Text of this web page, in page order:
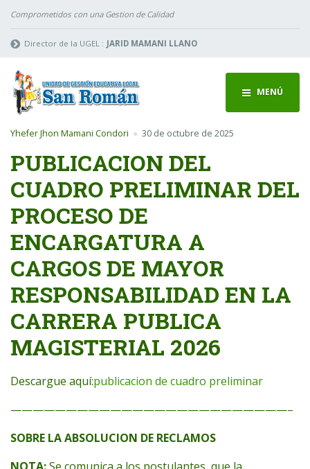
Comprometidos con una Gestion de Calidad
Director de la UGEL : JARID MAMANI LLANO
MENÚ
Yhefer Jhon Mamani Condori 30 de octubre de 2025
PUBLICACION DEL
CUADRO PRELIMINAR DEL
PROCESO DE
ENCARGATURA A
CARGOS DE MAYOR
RESPONSABILIDAD EN LA
CARRERA PUBLICA
MAGISTERIAL 2026
Descargue aquí:publicacion de cuadro preliminar
—————————————————————————–
SOBRE LA ABSOLUCION DE RECLAMOS
NOTA:Se comunica a los postulantes, que la